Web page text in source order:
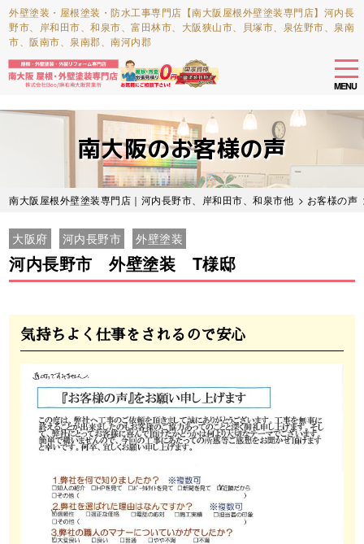
Skip
MENU
外壁塗装・屋根塗装・防水工事専門店【南大阪屋根外壁塗装専門店】河内長
野市、岸和田市、和泉市、富田林市、大阪狭山市、貝塚市、泉佐野市、泉南
市、阪南市、泉南郡、南河内郡
南大阪のお客様の声
南大阪屋根外壁塗装専門店｜河内長野市、岸和田市、和泉市他 > お客様の声
大阪府 河内長野市 外壁塗装
河内長野市 外壁塗装 T様邸
Before After
気持ちよく仕事をされるので安心